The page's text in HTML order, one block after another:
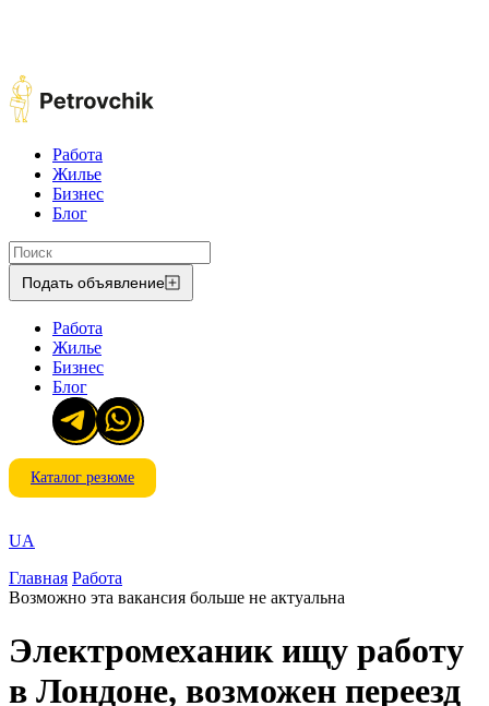
Работа
Жилье
Бизнес
Блог
Подать объявление
Работа
Жилье
Бизнес
Блог
Каталог резюме
UA
Главная Работа
Возможно эта вакансия больше не актуальна
Электромеханик ищу работу
в Лондоне, возможен переезд